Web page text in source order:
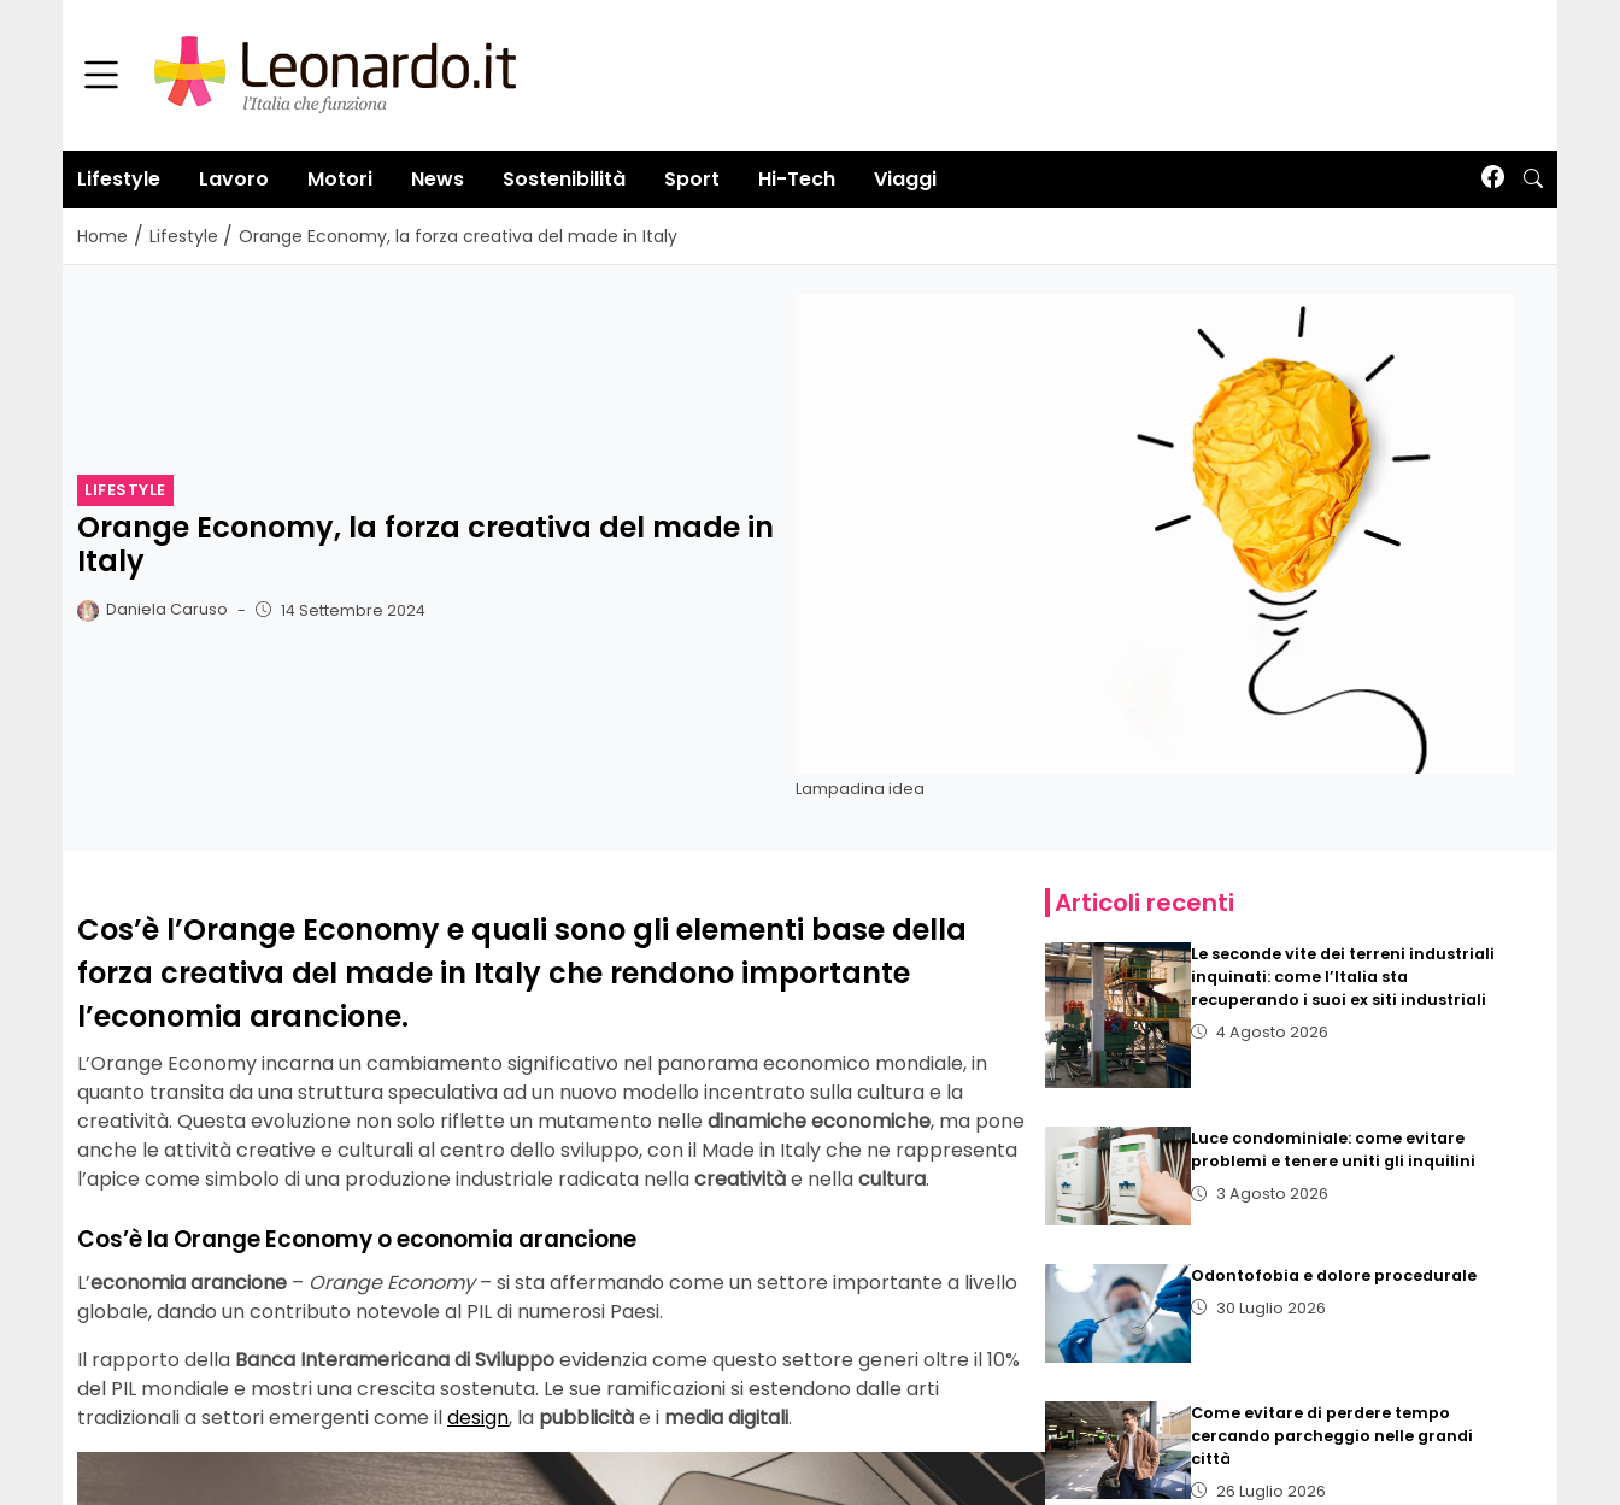
Lifestyle Lavoro Motori News Sostenibilità Sport Hi-Tech Viaggi
Home / Lifestyle / Orange Economy, la forza creativa del made in Italy
LIFESTYLE
Orange Economy, la forza creativa del made in
Italy
Daniela Caruso - 14 Settembre 2024
Lampadina idea
Cos’è l’Orange Economy e quali sono gli elementi base della
forza creativa del made in Italy che rendono importante
l’economia arancione.
L’Orange Economy incarna un cambiamento significativo nel panorama economico mondiale, in
quanto transita da una struttura speculativa ad un nuovo modello incentrato sulla cultura e la
creatività. Questa evoluzione non solo riflette un mutamento nelle dinamiche economiche, ma pone
anche le attività creative e culturali al centro dello sviluppo, con il Made in Italy che ne rappresenta
l’apice come simbolo di una produzione industriale radicata nellacreativitàe nellacultura.
Cos’è la Orange Economy o economia arancione
L’economia arancione – Orange Economy– si sta affermando come un settore importante a livello
globale, dando un contributo notevole al PIL di numerosi Paesi.
Il rapporto della Banca Interamericana di Sviluppoevidenzia come questo settore generi oltre il 10%
del PIL mondiale e mostri una crescita sostenuta. Le sue ramificazioni si estendono dalle arti
tradizionali a settori emergenti come ildesign, la pubblicitàe i media digitali.
Articoli recenti
Le seconde vite dei terreni industriali
inquinati: come l’Italia sta
recuperando i suoi ex siti industriali
4 Agosto 2026
Luce condominiale: come evitare
problemi e tenere uniti gli inquilini
3 Agosto 2026
Odontofobia e dolore procedurale
30 Luglio 2026
Come evitare di perdere tempo
cercando parcheggio nelle grandi
città
26 Luglio 2026